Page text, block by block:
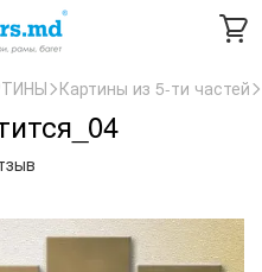
Картины из 5-ти частей